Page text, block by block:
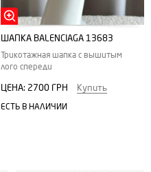
ШАПКА BALENCIAGA 13683
Трикотажная шапка с вышитым
лого спереди
ЦЕНА: 2700 ГРН Купить
ЕСТЬ В НАЛИЧИИ